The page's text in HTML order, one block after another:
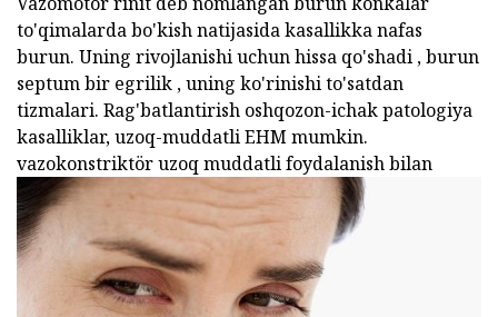
to'qimalarda bo'kish natijasida kasallikka nafas
burun. Uning rivojlanishi uchun hissa qo'shadi , burun
septum bir egrilik , uning ko'rinishi to'satdan
tizmalari. Rag'batlantirish oshqozon-ichak patologiya
kasalliklar, uzoq-muddatli EHM mumkin.
vazokonstriktör uzoq muddatli foydalanish bilan